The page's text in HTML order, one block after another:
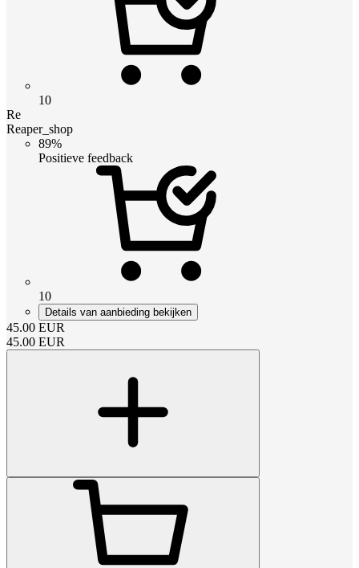
10
Re
Reaper_shop
89%
Positieve feedback
10
Details van aanbieding bekijken
45.00 EUR
45.00 EUR